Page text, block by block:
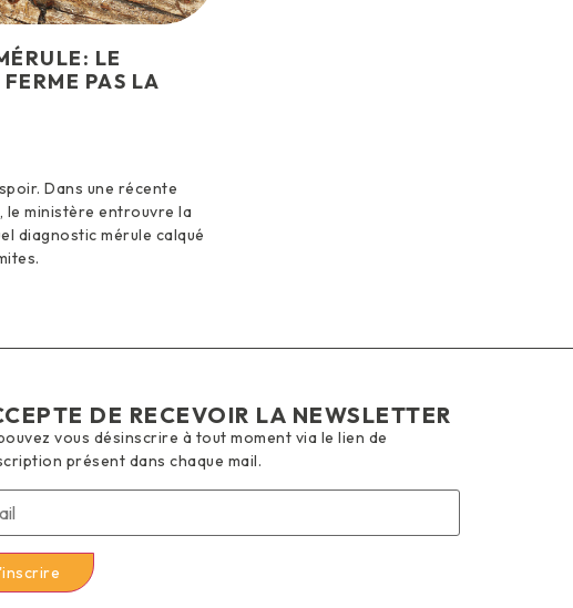
LE
PAS LA
Dans une récente
le ministère entrouvre la
diagnostic mérule calqué
DE RECEVOIR LA NEWSLETTER
vous désinscrire à tout moment via le lien de
présent dans chaque mail.